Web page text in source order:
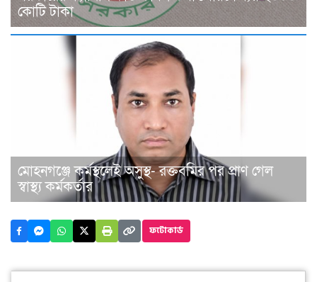
কোটি টাকা
মোহনগঞ্জে কর্মস্থলেই অসুস্থ- রক্তবমির পর প্রাণ গেল
স্বাস্থ্য কর্মকর্তার
ফটোকার্ড